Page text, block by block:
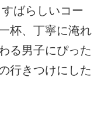
ばらしいコー
杯、丁寧に淹れ
る男子にぴった
行きつけにした